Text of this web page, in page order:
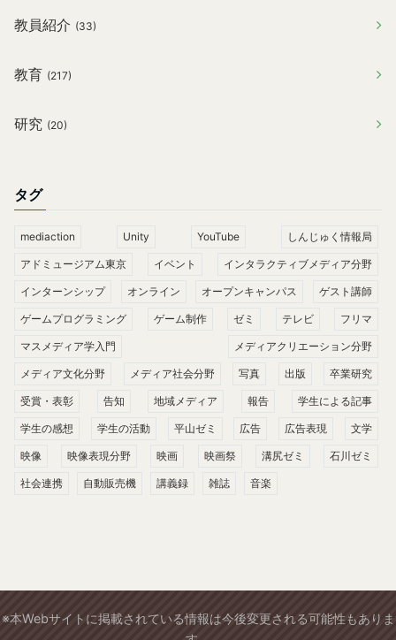
教員紹介 (33)
教育 (217)
研究 (20)
タグ
mediaction Unity YouTube しんじゅく情報局
アドミュージアム東京 イベント インタラクティブメディア分野
インターンシップ オンライン オープンキャンパス ゲスト講師
ゲームプログラミング ゲーム制作 ゼミ テレビ フリマ
マスメディア学入門 メディアクリエーション分野
メディア文化分野 メディア社会分野 写真 出版 卒業研究
受賞・表彰 告知 地域メディア 報告 学生による記事
学生の感想 学生の活動 平山ゼミ 広告 広告表現 文学
映像 映像表現分野 映画 映画祭 溝尻ゼミ 石川ゼミ
社会連携 自動販売機 講義録 雑誌 音楽
※本Webサイトに掲載されている情報は今後変更される可能性もありま